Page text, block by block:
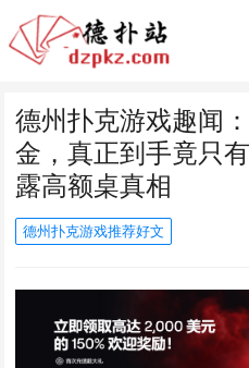
德州扑克游戏趣闻
金，真正到手竟只
露高额桌真相
德州扑克游戏推荐好文